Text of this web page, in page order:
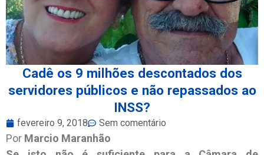
Cadê os 9 milhões descontados dos
servidores públicos e não repassados ao
INSS?
fevereiro 9, 2018 Sem comentário
Por Marcio Maranhão